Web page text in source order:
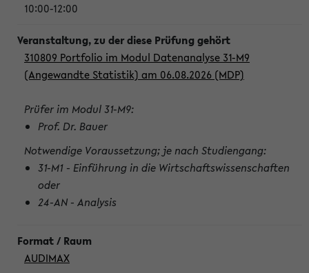
10:00-12:00
310809 Portfolio im Modul Datenanalyse 31-M9
(Angewandte Statistik) am 06.08.2026 (MDP)
Prüfer im Modul 31-M9:
Prof. Dr. Bauer
Notwendige Voraussetzung; je nach Studiengang:
31-M1 - Einführung in die Wirtschaftswissenschaften
oder
24-AN - Analysis
AUDIMAX